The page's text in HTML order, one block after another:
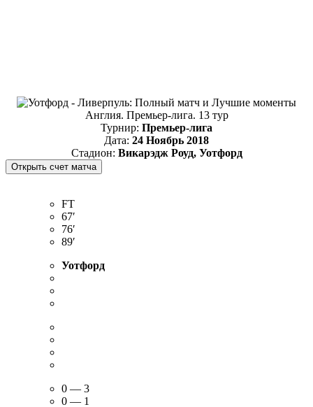
Англия. Премьер-лига. 13 тур
Турнир: Премьер-лига
Дата: 24 Ноябрь 2018
Стадион: Викарэдж Роуд, Уотфорд
FT
67′
76′
89′
Уотфорд
0 — 3
0 — 1